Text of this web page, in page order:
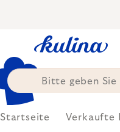
Startseite Verkaufte